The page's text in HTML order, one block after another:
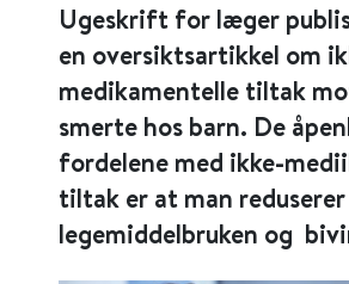
Ugeskrift for læger
en oversiktsartikkel om
medikamentelle tiltak
smerte hos barn. De
fordelene med ikke-
tiltak er at man reduserer
legemiddelbruken og